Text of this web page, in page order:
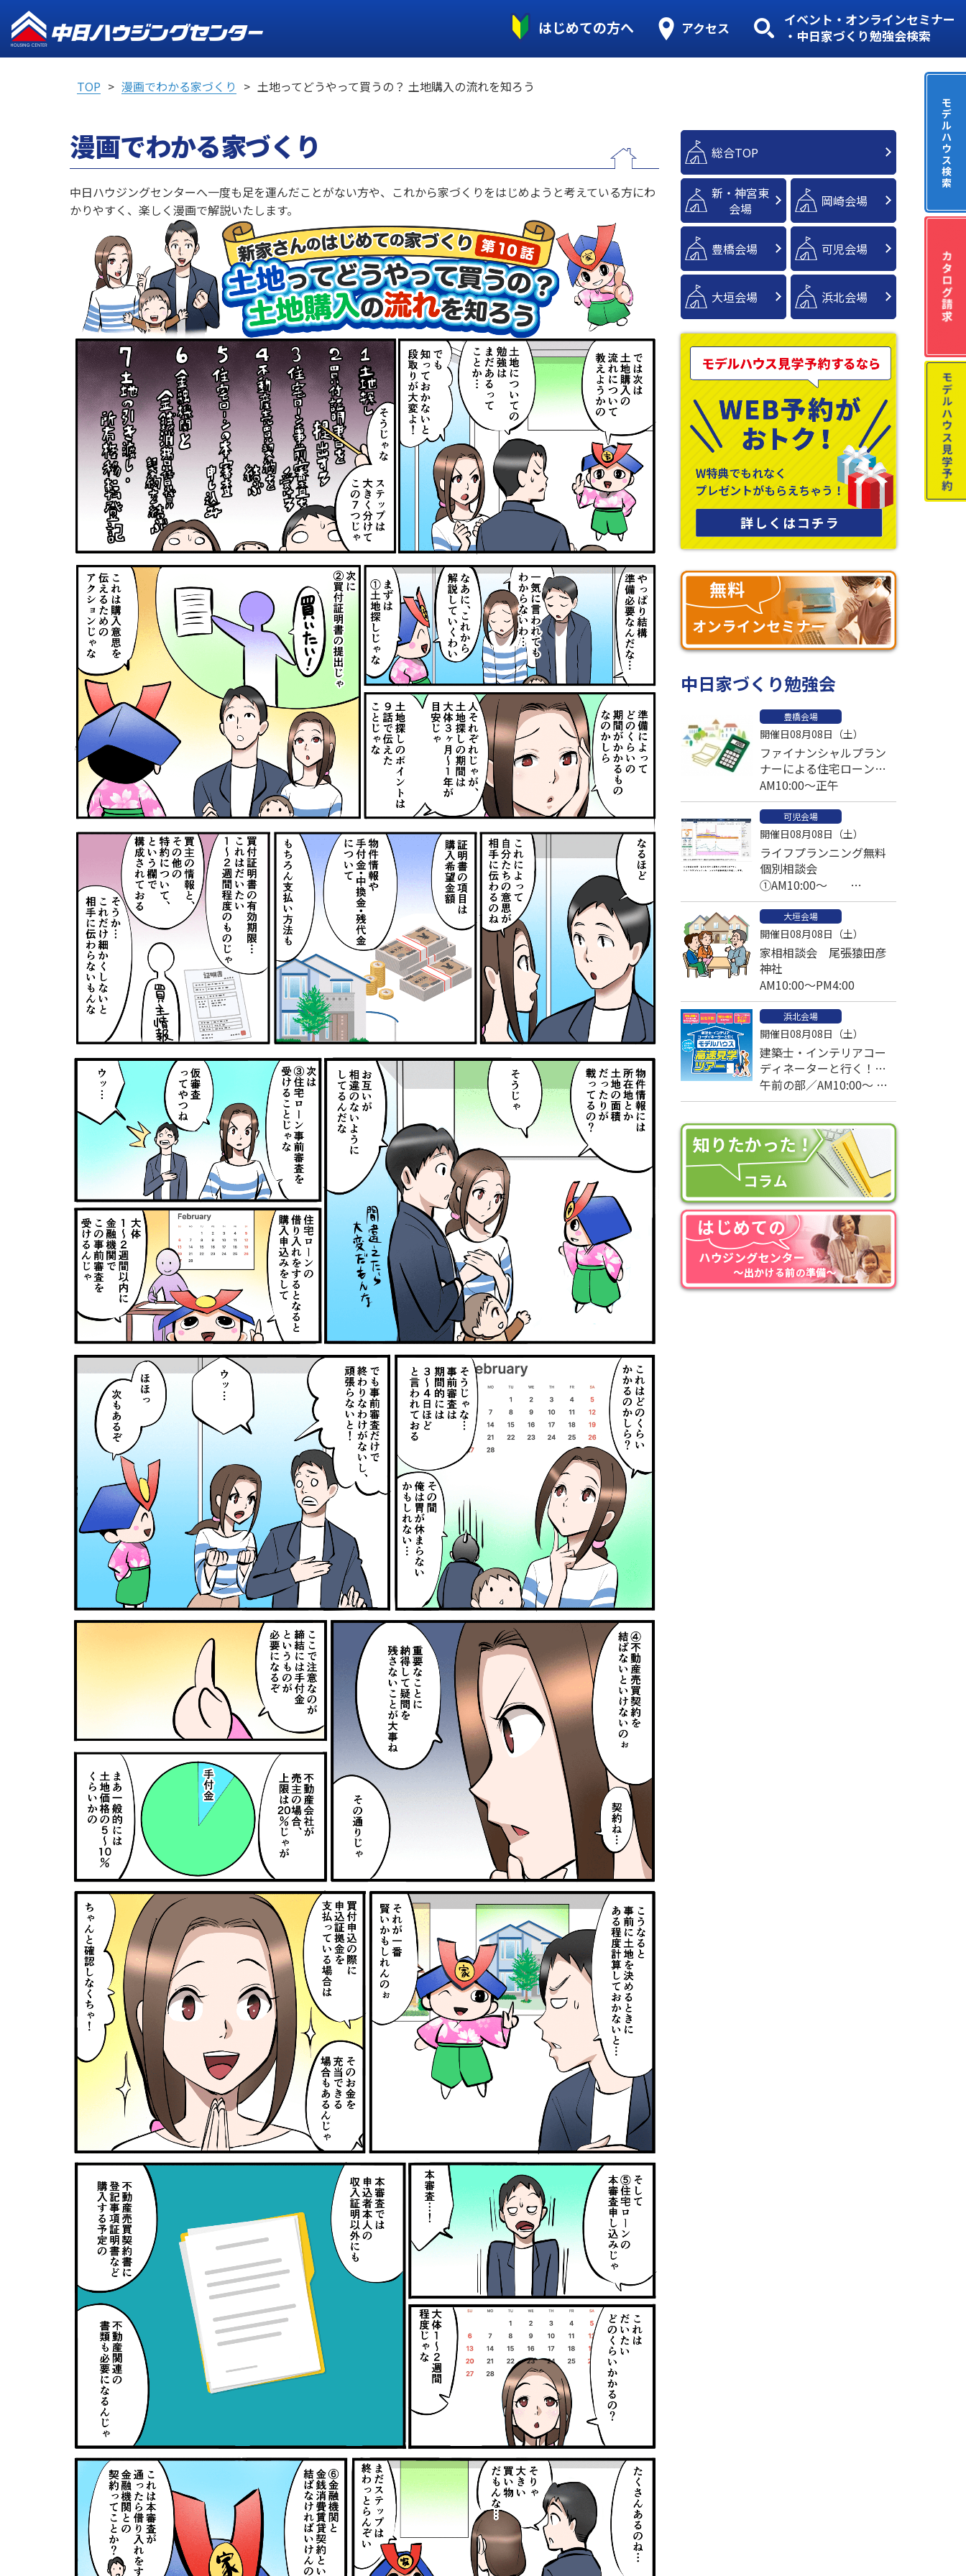
はじめての方へ アクセス
イベント・オンラインセミナー
・中日家づくり勉強会検索
TOP 漫画でわかる家づくり 土地ってどうやって買うの？ 土地購入の流れを知ろう
漫画でわかる家づくり
中日ハウジングセンターへ一度も足を運んだことがない方や、これから家づくりをはじめようと考えている方にわ
かりやすく、楽しく漫画で解説いたします。
総合TOP
新・神宮東
会場
岡崎会場
豊橋会場 可児会場
大垣会場 浜北会場
中日家づくり勉強会
豊橋会場
開催日08月08日（土）
ファイナンシャルプラン
ナーによる住宅ローン比
較個別相談会
AM10:00～正午
可児会場
開催日08月08日（土）
ライフプランニング無料
個別相談会
①AM10:00～
②PM1:00～予約済
③PM2:30～
大垣会場
開催日08月08日（土）
家相相談会 尾張猿田彦
神社
AM10:00～PM4:00
浜北会場
開催日08月08日（土）
建築士・インテリアコー
ディネーターと行く！モ
デルハウス高速見学ツア
ー
午前の部／AM10:00～ 午
後の部／PM1:00～
モ
デ
ル
ハ
ウ
ス
検
索